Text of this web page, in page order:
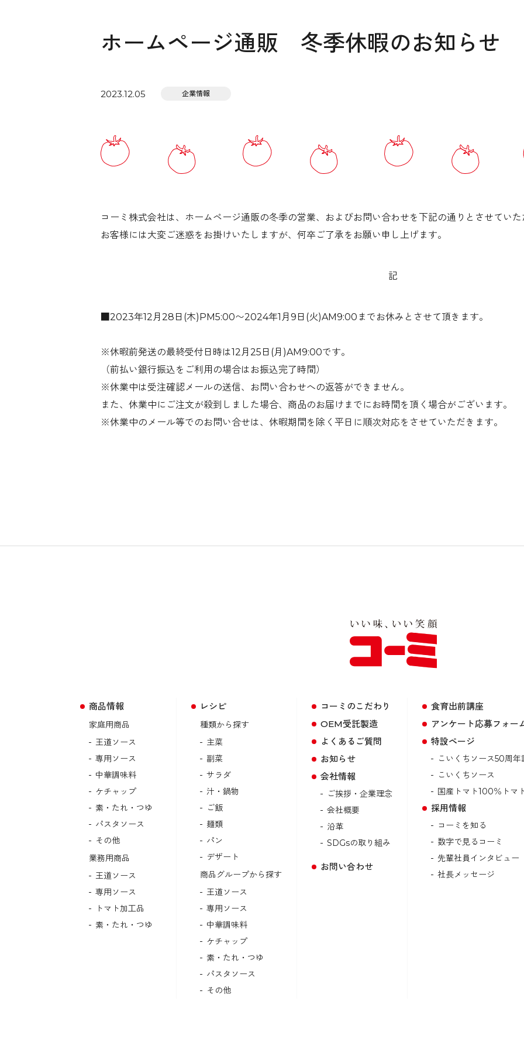
ホームページ通販 冬季休暇のお知らせ
2023.12.05 企業情報
コーミ株式会社は、ホームページ通販の冬季の営業、およびお問い合わせを下記の通りとさせてい
お客様には大変ご迷惑をお掛けいたしますが、何卒ご了承をお願い申し上げます。
記
■2023年12月28日(木)PM5:00〜2024年1月9日(火)AM9:00までお休みとさせて頂きます。
※休暇前発送の最終受付日時は12月25日(月)AM9:00です。
（前払い銀行振込をご利用の場合はお振込完了時間）
※休業中は受注確認メールの送信、お問い合わせへの返答ができません。
また、休業中にご注文が殺到しました場合、商品のお届けまでにお時間を頂く場合がございます。
※休業中のメール等でのお問い合せは、休暇期間を除く平日に順次対応をさせていただきます。
商品情報
家庭用商品
王道ソース
専用ソース
中華調味料
ケチャップ
素・たれ・つゆ
パスタソース
その他
業務用商品
王道ソース
専用ソース
トマト加⼯品
素・たれ・つゆ
レシピ
種類から探す
主菜
副菜
サラダ
汁・鍋物
ご飯
麺類
パン
デザート
商品グループから探す
王道ソース
専用ソース
中華調味料
ケチャップ
素・たれ・つゆ
パスタソース
その他
コーミのこだわり
OEM受託製造
よくあるご質問
お知らせ
会社情報
ご挨拶・企業理念
会社概要
沿革
SDGsの取り組み
お問い合わせ
食育出前講座
アンケート応募フォー
特設ページ
こいくちソース50周年
こいくちソース
国産トマト100％トマ
採用情報
コーミを知る
数字で見るコーミ
先輩社員インタビュー
社長メッセージ